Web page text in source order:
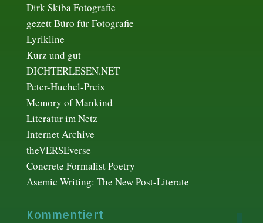
Dirk Skiba Fotografie
gezett Büro für Fotografie
Lyrikline
Kurz und gut
DICHTERLESEN.NET
Peter-Huchel-Preis
Memory of Mankind
Literatur im Netz
Internet Archive
theVERSEverse
Concrete Formalist Poetry
Asemic Writing: The New Post-Literate
Kommentiert